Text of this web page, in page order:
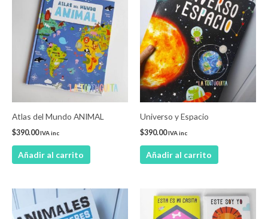
Atlas del Mundo ANIMAL
$390.00IVA inc
Añadir al carrito
Universo y Espacio
$390.00IVA inc
Añadir al carrito
Este